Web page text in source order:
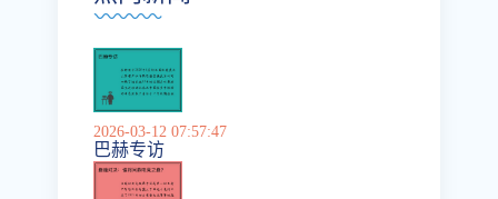
2026-03-12 07:57:47
巴赫专访